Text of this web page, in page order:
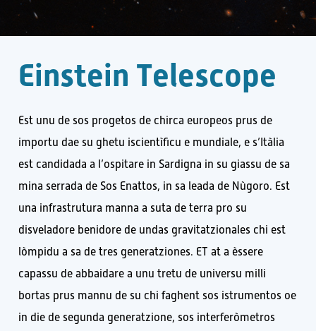
Einstein Telescope
Est unu de sos progetos de chirca europeos prus de
importu dae su ghetu iscientìficu e mundiale, e s’Itàlia
est candidada a l’ospitare in Sardigna in su giassu de sa
mina serrada de Sos Enattos, in sa leada de Nùgoro. Est
una infrastrutura manna a suta de terra pro su
disveladore benidore de undas gravitatzionales chi est
lòmpidu a sa de tres generatziones. ET at a èssere
capassu de abbaidare a unu tretu de universu milli
bortas prus mannu de su chi faghent sos istrumentos oe
in die de segunda generatzione, sos interferòmetros